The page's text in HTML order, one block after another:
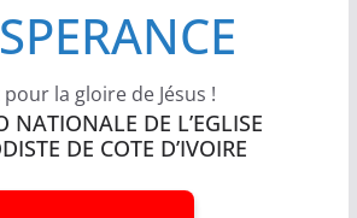
la gloire de Jésus !
NATIONALE DE L’EGLISE
DE COTE D’IVOIRE